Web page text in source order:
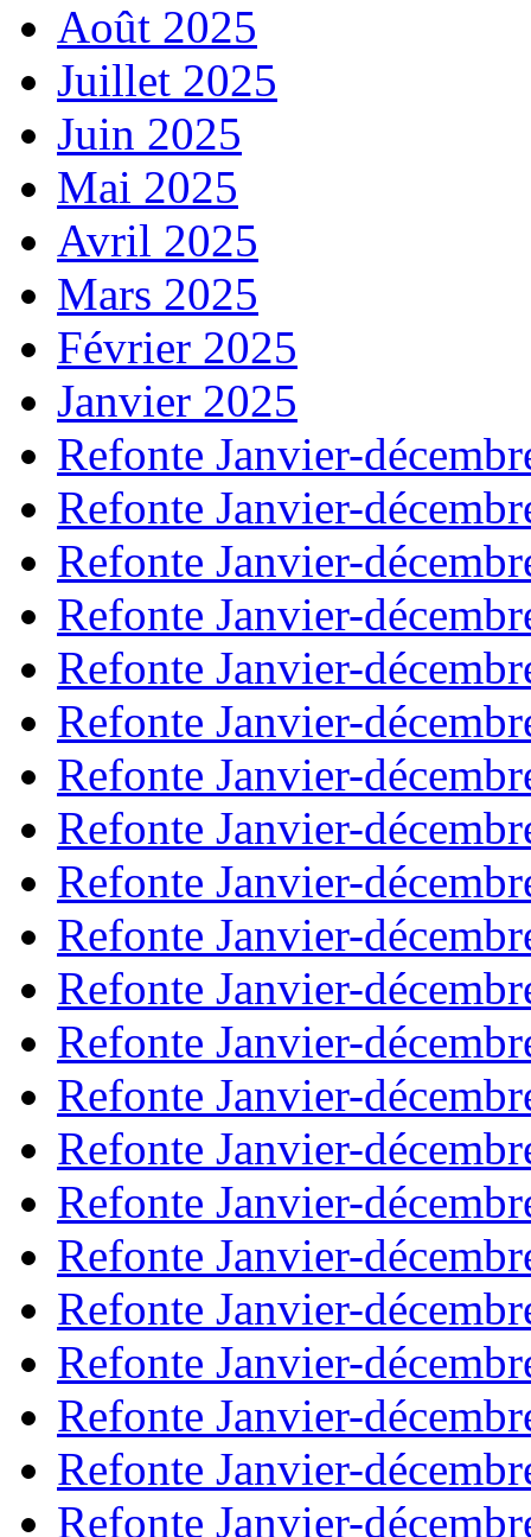
Août 2025
Juillet 2025
Juin 2025
Mai 2025
Avril 2025
Mars 2025
Février 2025
Janvier 2025
Refonte Janvier-
Refonte Janvier-
Refonte Janvier-
Refonte Janvier-
Refonte Janvier-
Refonte Janvier-
Refonte Janvier-
Refonte Janvier-
Refonte Janvier-
Refonte Janvier-
Refonte Janvier-
Refonte Janvier-
Refonte Janvier-
Refonte Janvier-
Refonte Janvier-
Refonte Janvier-
Refonte Janvier-
Refonte Janvier-
Refonte Janvier-
Refonte Janvier-
Refonte Janvier-